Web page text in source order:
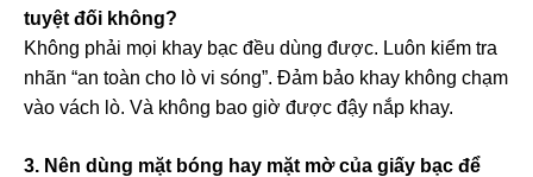
tuyệt đối không?
Không phải mọi khay bạc đều dùng được. Luôn kiểm tra
nhãn “an toàn cho lò vi sóng”. Đảm bảo khay không chạm
vào vách lò. Và không bao giờ được đậy nắp khay.
3. Nên dùng mặt bóng hay mặt mờ của giấy bạc để